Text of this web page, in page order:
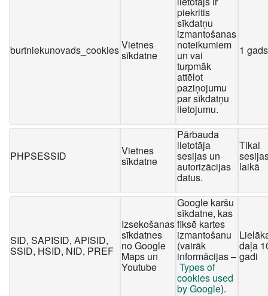
burtniekunovads_cookiesVietnes
sīkdatne
piekritis
sīkdatņu
izmantošanas
noteikumiem
un vai
turpmāk
attēlot
paziņojumu
par sīkdatņu
lietojumu.
1 gads
PHPSESSID Vietnes
sīkdatne
Pārbauda
lietotāja
sesijas un
autorizācijas
datus.
Tikai
laikā
SID, SAPISID, APISID,
SSID, HSID, NID, PREF
Izsekošanas
sīkdatnes
no Google
Maps un
Youtube
Google karšu
sīkdatne, kas
fiksē kartes
izmantošanu
(vairāk
informācijas –
Types of
cookies used
by Google).
daļa
gadi